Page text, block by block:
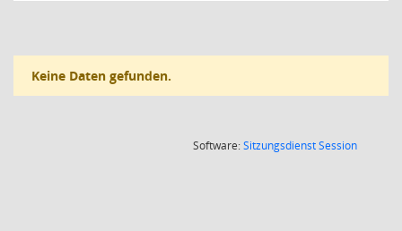
Keine Daten gefunden.
Software:SitzungsdienstSession(Wird in